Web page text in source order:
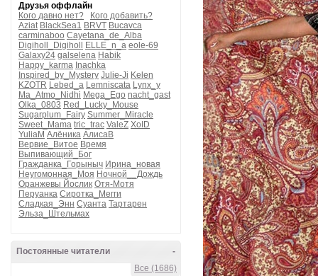
Друзья оффлайн
Кого давно нет?
Кого добавить?
Aziat BlackSea1 BRVT Bucavca
carminaboo Cayetana_de_Alba
Digiholl_Digiholl
ELLE_n_a eole-69
Galaxy24 galselena Habik
Happy_karma Inachka
Inspired_by_Mystery Julie-Ji Kelen
KZOTR Lebed_a Lemniscata Lynx_y
Ma_Atmo_Nidhi Mega_Ego nacht_gast
Olka_0803 Red_Lucky_Mouse
Sugarplum_Fairy Summer_Miracle
Sweet_Mama tric_trac ValeZ XoID
YuliaM Алёника АлисаВ
Вервие_Витое Время
Выпивающий_Бог
Гражданка_Горыныч Ирина_новая
Неугомонная_Моя Ночной__Дождь
Оранжевы Йослик Отя-Мотя
Перуанка Сиротка_Мегги
Сладкая_Энн Суанта Тартарен
Эльза_Штельмах
-
Постоянные читатели
Все (1686)